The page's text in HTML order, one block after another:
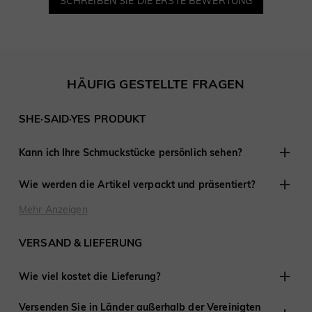
HÄUFIG GESTELLTE FRAGEN
SHE·SAID·YES PRODUKT
Kann ich Ihre Schmuckstücke persönlich sehen?
Obwohl wir keine Einzelhandelsgeschäfte anderswo haben,
sind wir erfahren darin, mit Kunden aus der Ferne zu
arbeiten und haben an Tausenden von Verlobungen und
Hochzeiten auf der ganzen Welt teilgenommen.
Wie werden die Artikel verpackt und präsentiert?
Bei SHE·SAID·YES ist die Präsentation entscheidend, daher
Schmuck von uns kaufen. Jede Bestellung wird fertig zum
Mehr Anzeigen
VERSAND & LIEFERUNG
Wie viel kostet die Lieferung?
Wir bieten kostenlosen Versand in die Vereinigten Staaten
Versenden Sie in Länder außerhalb der Vereinigten